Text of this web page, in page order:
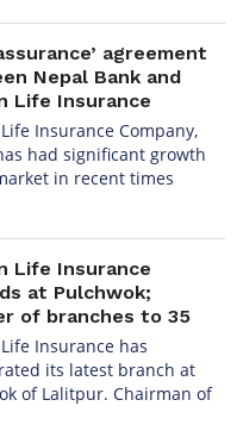
agreement
Nepal Bank and
Life Insurance
Insurance Company,
had significant growth
in recent times
Life Insurance
at Pulchwok;
of branches to 35
Insurance has
its latest branch at
of Lalitpur. Chairman of